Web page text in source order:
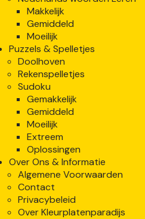
Makkelijk
Gemiddeld
Moeilijk
Puzzels & Spelletjes
Doolhoven
Rekenspelletjes
Sudoku
Gemakkelijk
Gemiddeld
Moeilijk
Extreem
Oplossingen
Over Ons & Informatie
Algemene Voorwaarden
Contact
Privacybeleid
Over Kleurplatenparadijs